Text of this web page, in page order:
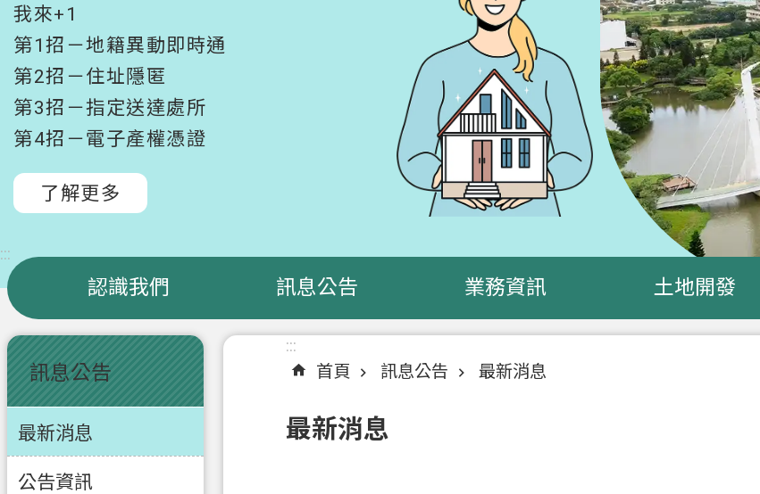
我來+1
第1招－地籍異動即時通
第2招－住址隱匿
第3招－指定送達處所
第4招－電子產權憑證
了解更多
:::
認識我們 訊息公告 業務資訊 土地開發
:::
訊息公告
最新消息
公告資訊
:::
首頁
訊息公告 最新消息
最新消息